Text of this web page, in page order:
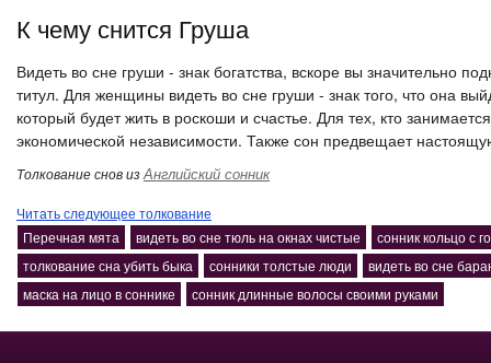
К чему снится Груша
Видеть во сне груши - знак богатства, вскоре вы значительно
титул. Для женщины видеть во сне груши - знак того, что она
который будет жить в роскоши и счастье. Для тех, кто
экономической независимости. Также сон предвещает
Толкование снов изАнглийский сонник
Читать следующее толкование
Перечная мята
видеть во сне тюль на окнах чистые
сонник кольцо с
толкование сна убить быка
сонники толстые люди
видеть во сне
маска на лицо в соннике
сонник длинные волосы своими руками